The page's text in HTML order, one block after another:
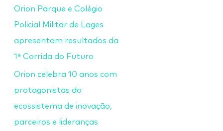
Orion Parque e Colégio
Policial Militar de Lages
apresentam resultados da
1ª Corrida do Futuro
Orion celebra 10 anos com
protagonistas do
ecossistema de inovação,
parceiros e lideranças